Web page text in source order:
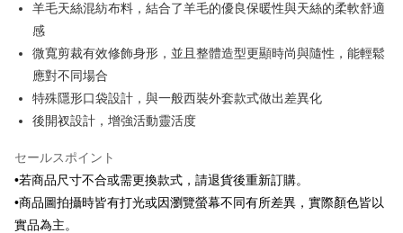
華南商業銀行
彰化商業銀行
上海商業儲蓄銀行
国泰世華商業銀行
兆豐國際商業銀行
台湾中小企業銀行
聯邦商業銀行
遠東国際商業銀行
元大商業銀行
台新國際商業銀行
台湾楽天クレジットカード会社
華南商業銀行
上海商業儲蓄銀行
台北富邦商業銀行
国泰世華商業銀行
台湾中小企業銀行
台中商業銀行
HSBC(台湾)商業銀行
元大商業銀行
台新國際商業銀行
中国信託商業銀行
台湾楽天クレジットカード会社
Apple Pay
JKOPAY
ATM払い
新竹物流宅配
配送毎にNT$120、NT$3,000以上で送料無料
新竹物流離島宅配
羊毛天絲混紡布料，結合了羊毛的優良保暖性與天絲的柔軟舒適
感
微寬剪裁有效修飾身形，並且整體造型更顯時尚與隨性，能輕鬆
應對不同場合
特殊隱形口袋設計，與一般西裝外套款式做出差異化
後開衩設計，增強活動靈活度
セールスポイント
•若商品尺寸不合或需更換款式，請退貨後重新訂購。
•商品圖拍攝時皆有打光或因瀏覽螢幕不同有所差異，實際顏色皆以
實品為主。